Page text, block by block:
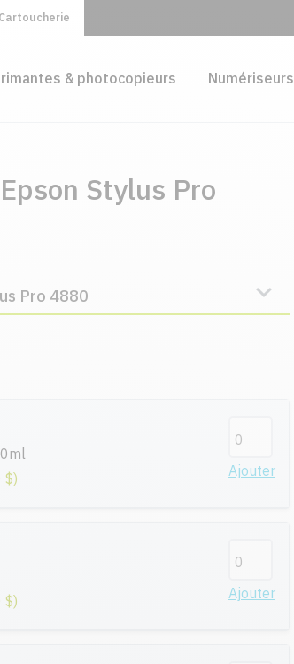
& photocopieurs Numériseurs
Stylus Pro
Pro 4880
$) Ajouter
$) Ajouter